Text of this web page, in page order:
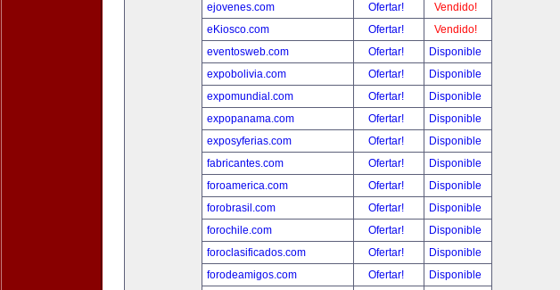
ejovenes.com
Ofertar!
Vendido!
eKiosco.com
Ofertar!
Vendido!
eventosweb.com
Ofertar!
Disponible
expobolivia.com
Ofertar!
Disponible
expomundial.com
Ofertar!
Disponible
expopanama.com
Ofertar!
Disponible
exposyferias.com
Ofertar!
Disponible
fabricantes.com
Ofertar!
Disponible
foroamerica.com
Ofertar!
Disponible
forobrasil.com
Ofertar!
Disponible
forochile.com
Ofertar!
Disponible
foroclasificados.com
Ofertar!
Disponible
forodeamigos.com
Ofertar!
Disponible